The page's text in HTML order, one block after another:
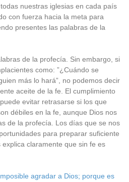
nuestras iglesias en cada país
con fuerza hacia la meta para
presentes las palabras de la
de la profecía. Sin embargo, si
como: ”¿Cuándo se
más lo hará”, no podemos decir
aceite de la fe. El cumplimiento
evitar retrasarse si los que
débiles en la fe, aunque Dios nos
de la profecía. Los días que se nos
para preparar suficiente
claramente que sin fe es
agradar a Dios; porque es